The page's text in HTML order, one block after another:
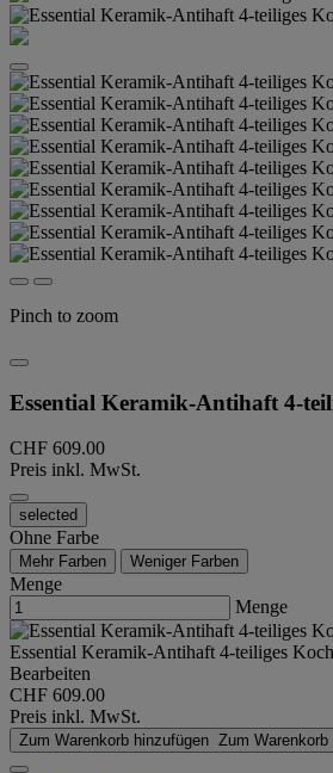
Pinch to zoom
Essential Keramik-Antihaft 4-
CHF 609.00
Preis inkl. MwSt.
selected
Ohne Farbe
Mehr Farben Weniger Farben
Menge
Menge
Essential Keramik-Antihaft 4-teiliges
Bearbeiten
CHF 609.00
Preis inkl. MwSt.
Zum Warenkorb hinzufügen Zum